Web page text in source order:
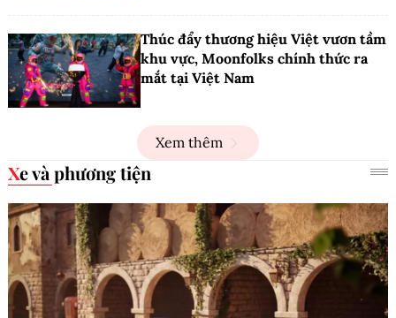
Thúc đẩy thương hiệu Việt vươn tầm
khu vực, Moonfolks chính thức ra
mắt tại Việt Nam
Xem thêm
Xe và phương tiện